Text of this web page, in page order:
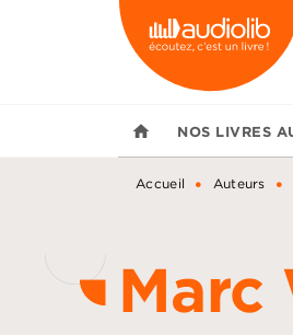
MENU
home NOS LIVRES
Accueil • Auteurs •
Marc